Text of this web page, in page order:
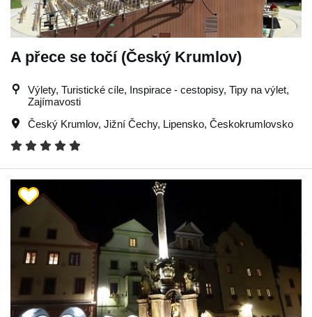
A přece se točí (Český Krumlov)
Výlety, Turistické cíle, Inspirace - cestopisy, Tipy na výlet,
Zajímavosti
Český Krumlov, Jižní Čechy, Lipensko, Českokrumlovsko